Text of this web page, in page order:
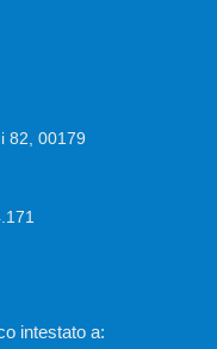
82, 00179
intestato a: